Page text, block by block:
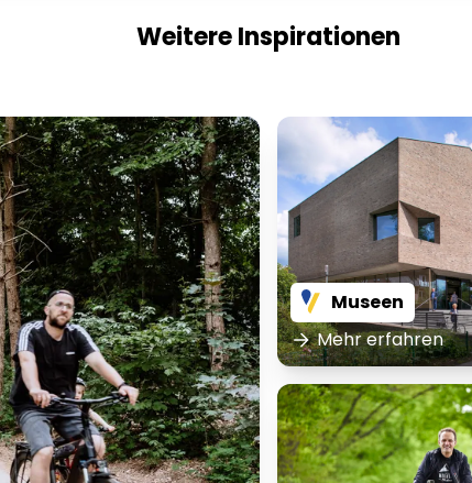
Weitere Inspirationen
Museen
Mehr erfahren